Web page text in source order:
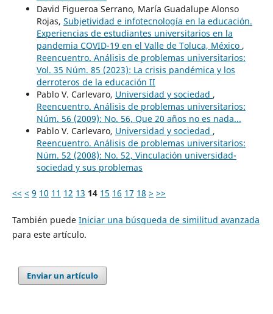
David Figueroa Serrano, María Guadalupe Alonso
Rojas, Subjetividad e infotecnología en la educación.
Experiencias de estudiantes universitarios en la
pandemia COVID-19 en el Valle de Toluca, México ,
Reencuentro. Análisis de problemas universitarios:
Vol. 35 Núm. 85 (2023): La crisis pandémica y los
derroteros de la educación II
Pablo V. Carlevaro, Universidad y sociedad ,
Reencuentro. Análisis de problemas universitarios:
Núm. 56 (2009): No. 56, Que 20 años no es nada...
Pablo V. Carlevaro, Universidad y sociedad ,
Reencuentro. Análisis de problemas universitarios:
Núm. 52 (2008): No. 52, Vinculación universidad-
sociedad y sus problemas
<< < 9 10 11 12 13 14 15 16 17 18 > >>
También puede Iniciar una búsqueda de similitud avanzada
para este artículo.
Enviar un artículo